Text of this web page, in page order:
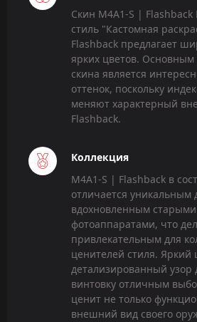
Скин M4A1-S | Flashback
стиль "Кастомная
Flashback предлагает
ярких цветов. Основным
скина является
оттенок, поскольку
меняют характерный
Flashback.
Коллекция
M4A1-S | Flashback в
отличается уникальным
вдохновленным
фотоаппаратами, что
привлекательным для
ценителей стиля. Яркий
детализированный узор
винтовку отличным
ценит не только
внешний вид своего